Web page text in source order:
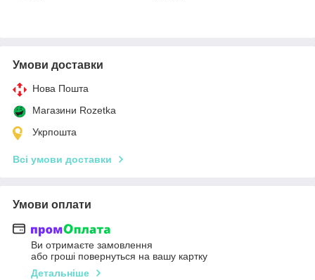
Умови доставки
Нова Пошта
Магазини Rozetka
Укрпошта
Всі умови доставки
Умови оплати
Ви отримаєте замовлення
або гроші повернуться на вашу картку
Детальніше